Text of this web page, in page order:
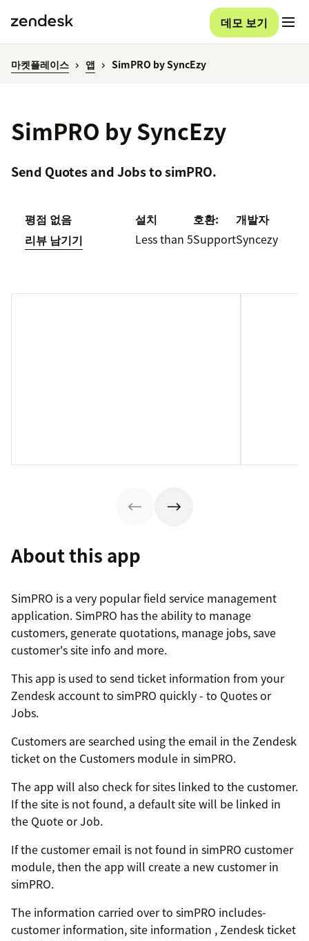
데모 보기
마켓플레이스 앱 SimPRO by SyncEzy
SimPRO by SyncEzy
Send Quotes and Jobs to simPRO.
평점 없음
리뷰 남기기
설치
Less than 5
호환:
Support
개발자
Syncezy
About this app
SimPRO is a very popular field service management
application. SimPRO has the ability to manage
customers, generate quotations, manage jobs, save
customer's site info and more.
This app is used to send ticket information from your
Zendesk account to simPRO quickly - to Quotes or
Jobs.
Customers are searched using the email in the Zendesk
ticket on the Customers module in simPRO.
The app will also check for sites linked to the customer.
If the site is not found, a default site will be linked in
the Quote or Job.
If the customer email is not found in simPRO customer
module, then the app will create a new customer in
simPRO.
The information carried over to simPRO includes-
customer information, site information , Zendesk ticket